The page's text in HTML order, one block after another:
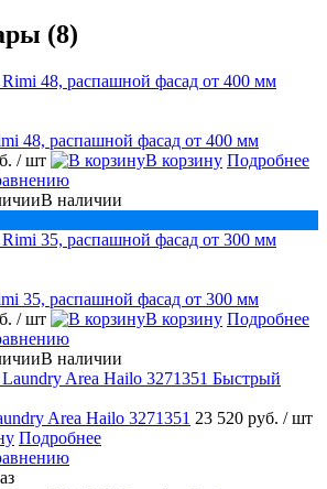
(8)
48, распашной фасад от 400 мм
/ шт В корзину Подробнее
В наличии
35, распашной фасад от 300 мм
/ шт В корзину Подробнее
В наличии
Быстрый
Area Hailo 3271351 23 520 руб. / шт
Подробнее